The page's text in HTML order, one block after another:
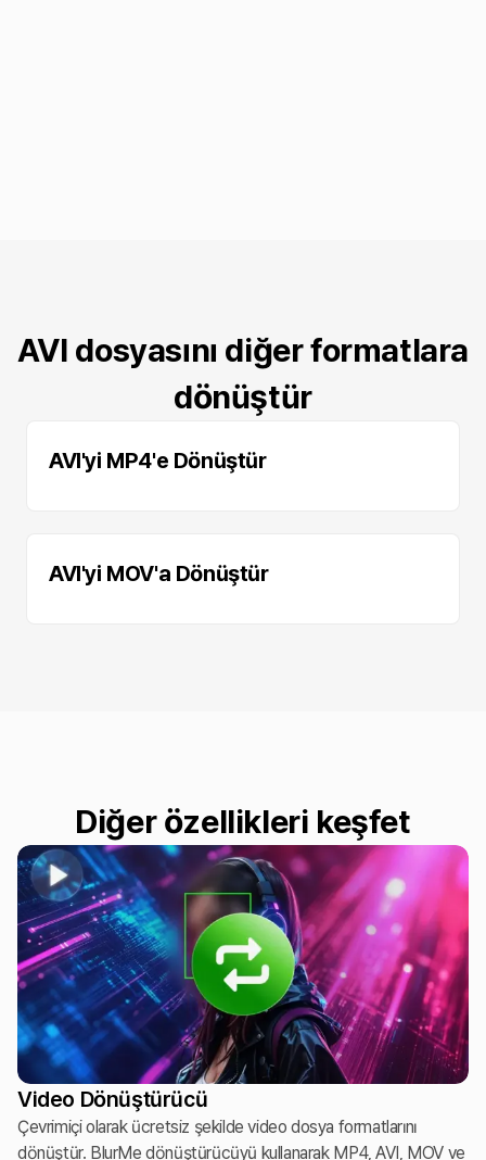
AVI dosyasını diğer formatlara
dönüştür
AVI'yi MP4'e Dönüştür
AVI'yi MOV'a Dönüştür
Diğer özellikleri keşfet
Video Dönüştürücü
Çevrimiçi olarak ücretsiz şekilde video dosya formatlarını
dönüştür. BlurMe dönüştürücüyü kullanarak MP4, AVI, MOV ve